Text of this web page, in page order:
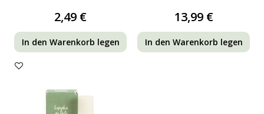
2,49 €
In den Warenkorb legen
13,99 €
In den Warenkorb legen